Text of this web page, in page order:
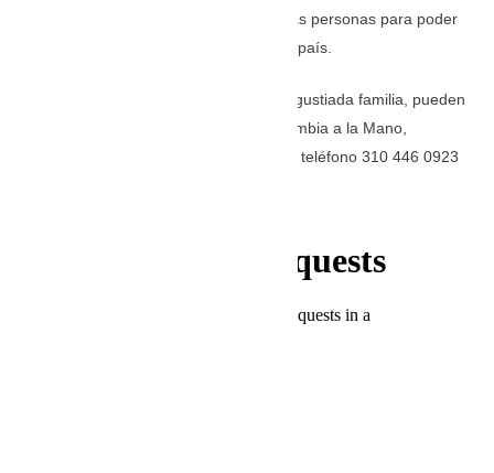
la solidaridad de las autoridades y de las personas para poder
repatriarla y darle el último adiós en su país.
Quienes quieran colaborar con esta angustiada familia, pueden
hacerlo mediante la cuenta de Bancolombia a la Mano,
03104460923, o pueden contactarse al teléfono 310 446 0923